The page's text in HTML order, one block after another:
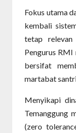
Fokus utama
kembali
tetap
Pengurus
bersifat
martabat
Menyikapi
Temanggung
(zero